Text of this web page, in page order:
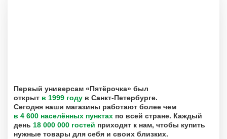
Первый универсам «Пятёрочка» был
открыт в 1999 году в Санкт-Петербурге.
Сегодня наши магазины работают более чем
в 4 600 населённых пунктах по всей стране. Каждый
день 18 000 000 гостей приходят к нам, чтобы купить
нужные товары для себя и своих близких.